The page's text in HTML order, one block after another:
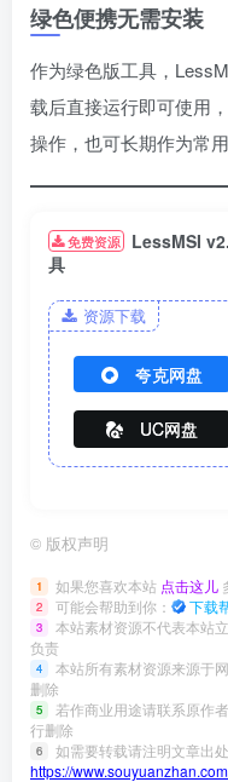
绿色便携无需安装
作为绿色版工具，
载后直接运行即可使用
操作，也可长期作为常用
免费资源
LessMSI
具
资源下载
夸克网盘
UC网盘
© 版权声明
1 如果您喜欢本站 点击这儿
2 可能会帮助到你： 下载
3
本站素材资源不代表本站
负责
4
本站所有素材资源来源于
删除
5 若作商业用途请联系原作
行删除
6
如需要转载请注明文章出
https://